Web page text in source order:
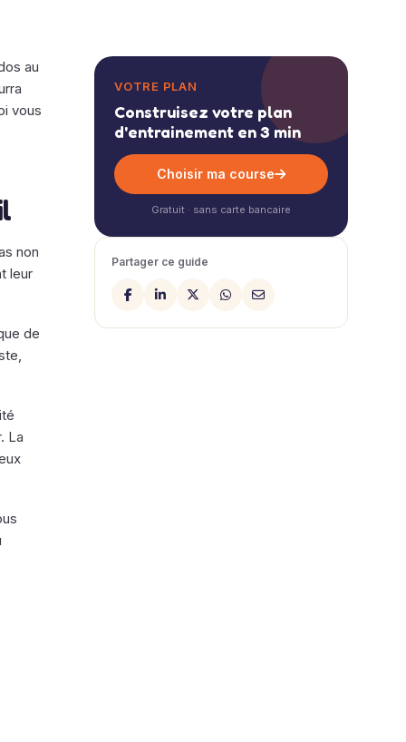
au
vous
non
leur
de
La
VOTRE PLAN
Construisez votre plan
d'entrainement en 3 min
Choisir ma course
Gratuit · sans carte bancaire
Partager ce guide